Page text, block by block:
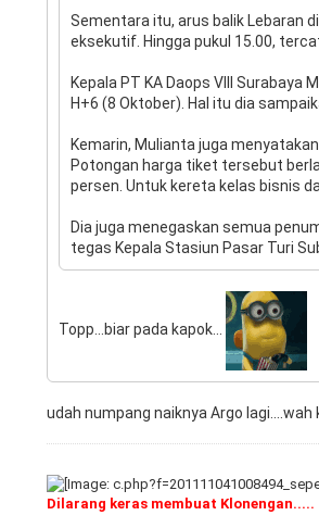
Sementara itu, arus balik Lebaran
eksekutif. Hingga pukul 15.00,
Kepala PT KA Daops VIII
H+6 (8 Oktober). Hal itu dia
Kemarin, Mulianta juga
Potongan harga tiket tersebut
persen. Untuk kereta kelas bisnis
Dia juga menegaskan semua
tegas Kepala Stasiun Pasar Turi
Topp...biar pada kapok...
udah numpang naiknya Argo
Dilarang keras membuat Klonengan.....